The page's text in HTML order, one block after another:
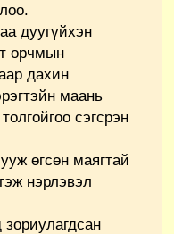
дуугүйхэн
орчмын
дахин
маань
сэгсрэн
өгсөн маягтай
нэрлэвэл